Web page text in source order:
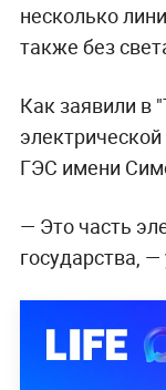
несколько
также без
Как заявили в
ГЭС имени
— Это часть
государства,